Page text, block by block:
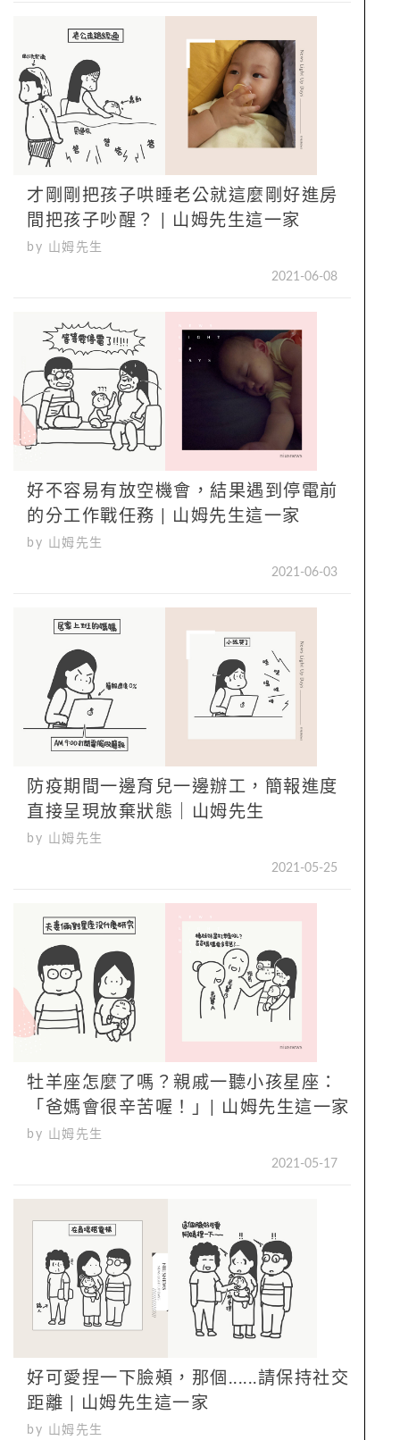
才剛剛把孩子哄睡老公就這麼剛好進房
間把孩子吵醒？ | 山姆先生這一家
by 山姆先生
2021-06-08
好不容易有放空機會，結果遇到停電前
的分工作戰任務 | 山姆先生這一家
by 山姆先生
2021-06-03
防疫期間一邊育兒一邊辦工，簡報進度
直接呈現放棄狀態｜山姆先生
by 山姆先生
2021-05-25
牡羊座怎麼了嗎？親戚一聽小孩星座：
「爸媽會很辛苦喔！」| 山姆先生這一家
by 山姆先生
2021-05-17
好可愛捏一下臉頰，那個......請保持社交
距離 | 山姆先生這一家
by 山姆先生